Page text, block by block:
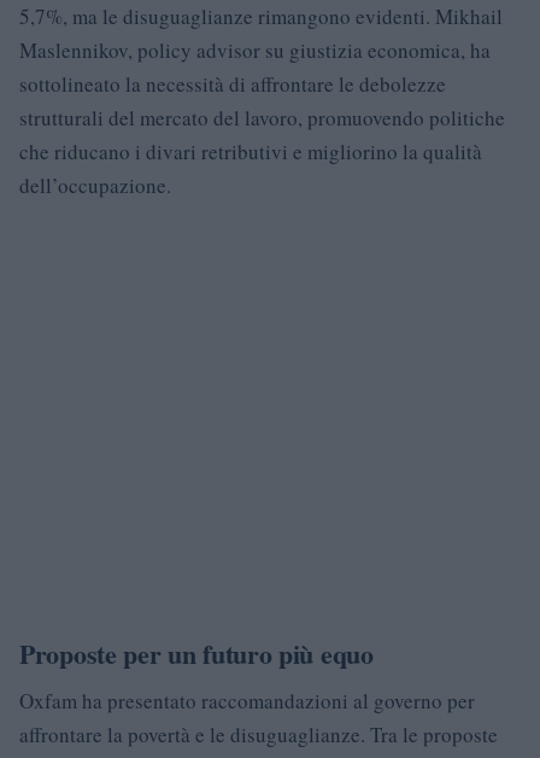
5,7%, ma le disuguaglianze rimangono evidenti. Mikhail
Maslennikov, policy advisor su giustizia economica, ha
sottolineato la necessità di affrontare le debolezze
strutturali del mercato del lavoro, promuovendo politiche
che riducano i divari retributivi e migliorino la qualità
dell’occupazione.
Proposte per un futuro più equo
Oxfam ha presentato raccomandazioni al governo per
affrontare la povertà e le disuguaglianze. Tra le proposte